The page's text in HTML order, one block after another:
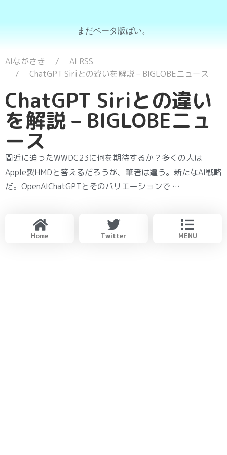
まだベータ版ばい。
AIながさき
AI RSS
ChatGPT Siriとの違いを解説 – BIGLOBEニュース
ChatGPT Siriとの違い
を解説 – BIGLOBEニュ
ース
間近に迫ったWWDC23に何を期待するか？多くの人は
Apple製HMDと答えるだろうが、筆者は違う。新たなAI戦略
だ。OpenAIChatGPTとそのバリエーションで …
Home Twitter MENU